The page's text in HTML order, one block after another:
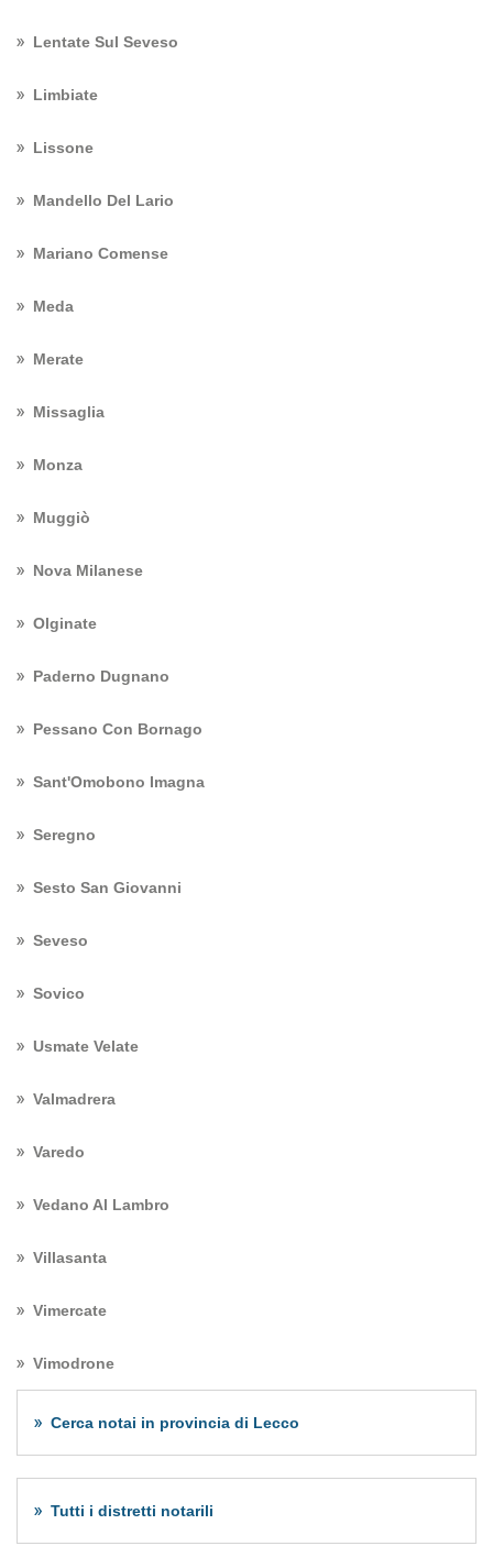
Lentate Sul Seveso
Limbiate
Lissone
Mandello Del Lario
Mariano Comense
Meda
Merate
Missaglia
Monza
Muggiò
Nova Milanese
Olginate
Paderno Dugnano
Pessano Con Bornago
Sant'Omobono Imagna
Seregno
Sesto San Giovanni
Seveso
Sovico
Usmate Velate
Valmadrera
Varedo
Vedano Al Lambro
Villasanta
Vimercate
Vimodrone
Cerca notai in provincia di Lecco
Tutti i distretti notarili